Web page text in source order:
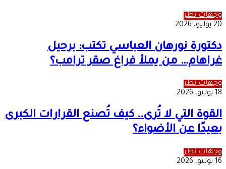
وجهات نظر
20 يوليو، 2026
دكتورة نورهان العباسي تكتب: برحيل
غراهام… من يملأ فراغ صقر ترامب؟
وجهات نظر
18 يوليو، 2026
القوة التي لا تُرى.. كيف تُصنع القرارات الكبرى
بعيدًا عن الأضواء؟
وجهات نظر
16 يوليو، 2026